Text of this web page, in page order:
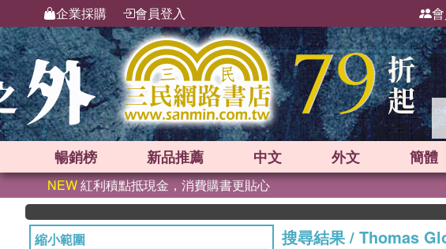
企業採購 會員登入
暢銷榜 新品推薦 中文 外文 簡體
NEW紅利積點抵現金，消費購書更貼心
縮小範圍
搜尋結果/ Thomas